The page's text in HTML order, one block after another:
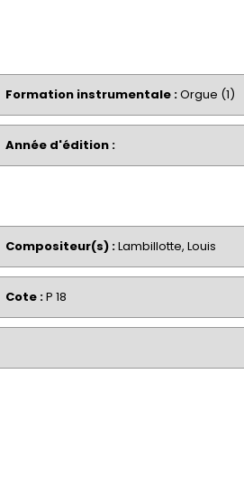
Formation instrumentale :Orgue (1)
Année d'édition :
Compositeur(s) :Lambillotte, Louis
Cote :P 18